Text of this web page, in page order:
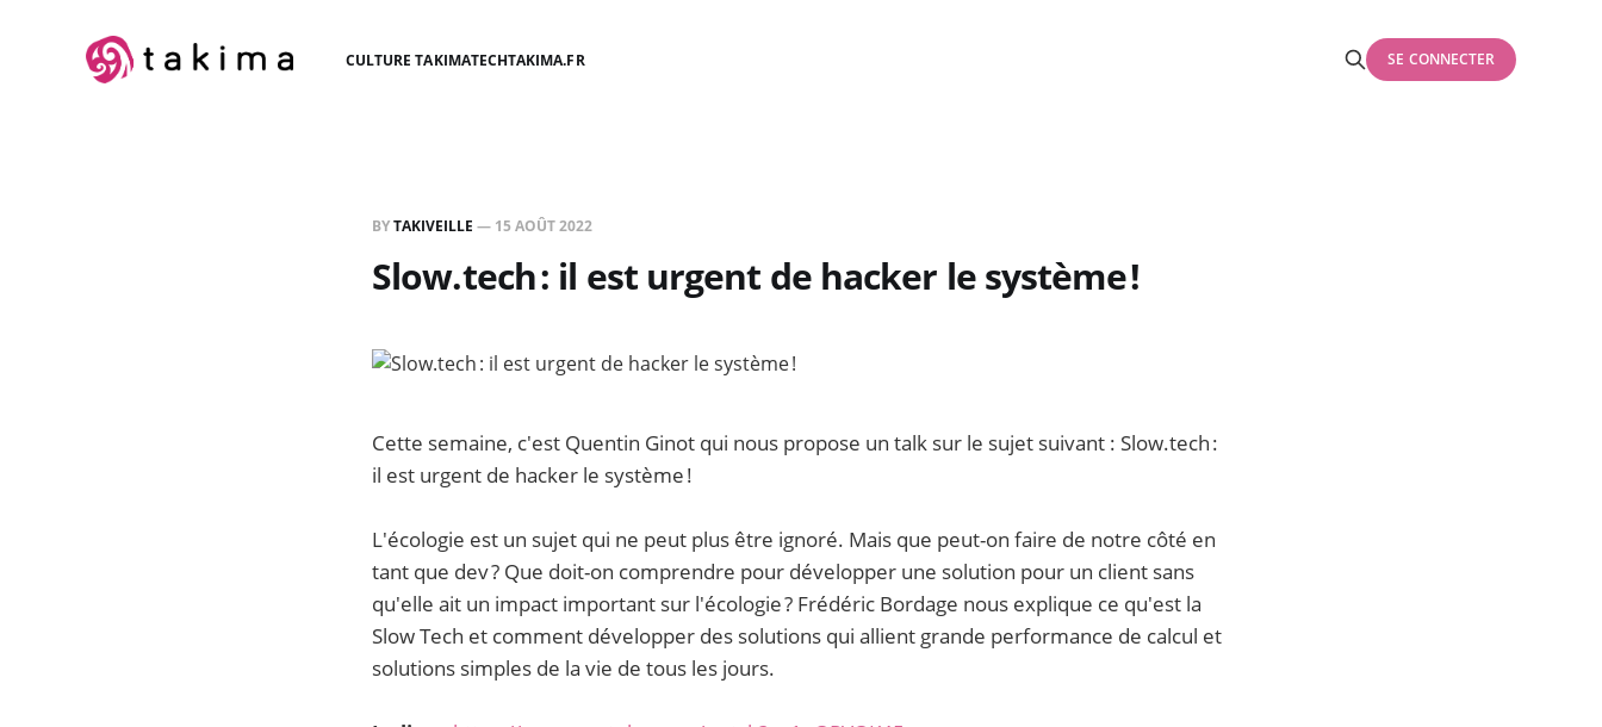
CULTURE TAKIMATECHTAKIMA.FR SE CONNECTER
BYTAKIVEILLE — 15 AOÛT 2022
Slow.tech : il est urgent de hacker le système !
Cette semaine, c'est Quentin Ginot qui nous propose un talk sur le sujet suivant : Slow.tech :
il est urgent de hacker le système !
L'écologie est un sujet qui ne peut plus être ignoré. Mais que peut-on faire de notre côté en
tant que dev ? Que doit-on comprendre pour développer une solution pour un client sans
qu'elle ait un impact important sur l'écologie ? Frédéric Bordage nous explique ce qu'est la
Slow Tech et comment développer des solutions qui allient grande performance de calcul et
solutions simples de la vie de tous les jours.